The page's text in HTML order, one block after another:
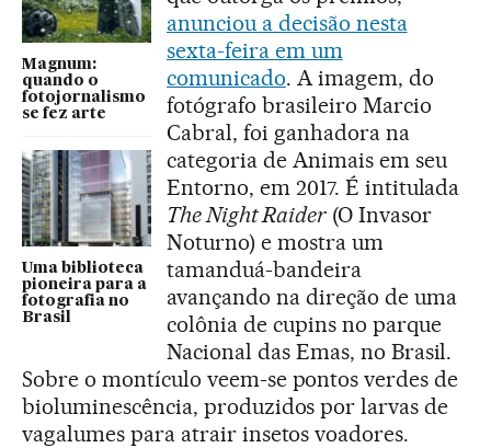
Magnum:
quando o
fotojornalismo
se fez arte
Uma biblioteca
pioneira para a
fotografia no
Brasil
anunciou a decisão nesta
sexta-feira em um
comunicado. A imagem, do
fotógrafo brasileiro Marcio
Cabral, foi ganhadora na
categoria de Animais em seu
Entorno, em 2017. É intitulada
The Night Raider(O Invasor
Noturno) e mostra um
tamanduá-bandeira
avançando na direção de uma
colônia de cupins no parque
Nacional das Emas, no Brasil.
Sobre o montículo veem-se pontos verdes de
bioluminescência, produzidos por larvas de
vagalumes para atrair insetos voadores.